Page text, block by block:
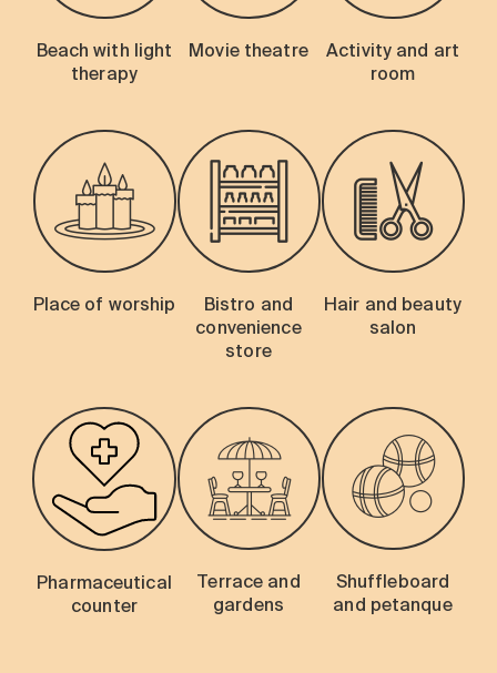
Beach with light
therapy
Movie theatre
Activity and art
room
Place of worship
Bistro and
convenience
store
Hair and beauty
salon
Pharmaceutical
counter
Terrace and
gardens
Shuffleboard
and petanque